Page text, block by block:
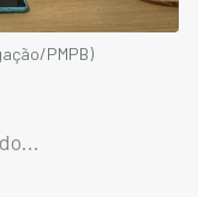
PMPB)